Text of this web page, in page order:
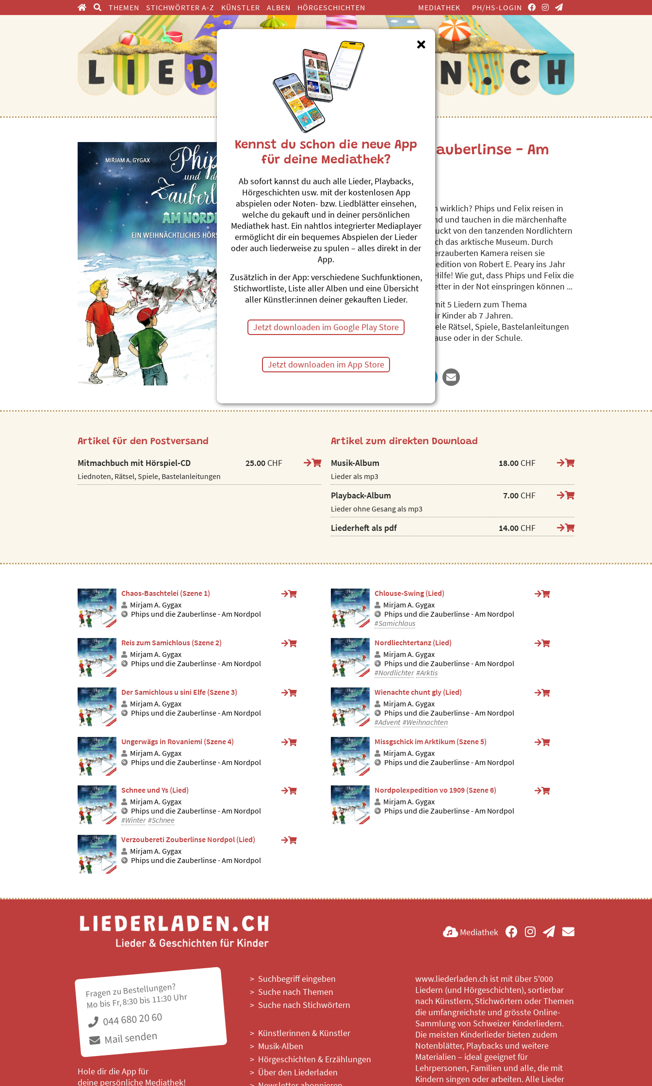
THEMEN STICHWÖRTER A-Z KÜNSTLER ALBEN
HÖRGESCHICHTEN
ENTDECKEN
MEDIATHEK PH/HS-LOGIN
Phips und die Zauberlinse - Am
Nordpol
Mirjam A. Gygax
Gibt es den Weihnachtsmann wirklich? Phips und Felix reisen in
den Santa Park nach Lappland und tauchen in die märchenhafte
Weihnachtswelt ein. Beeindruckt von den tanzenden Nordlichtern
am Himmel besuchen sie auch das arktische Museum. Durch
einen Zwischenfall mit der verzauberten Kamera reisen sie
ungewollt in die Nordpolexpedition von Robert E. Peary ins Jahr
1909. Und die Crew braucht Hilfe! Wie gut, dass Phips und Felix die
Kälte nicht spüren und als Retter in der Not einspringen können ...
Ein verzauberndes Hörspiel mit 5 Liedern zum Thema
Weihnachten und Nordpol für Kinder ab 7 Jahren.
Das Notenbuch beinhaltet viele Rätsel, Spiele, Bastelanleitungen
und Lernmaterialien für Zuhause oder in der Schule.
Dauer 42 min, 2020
Artikel für den Postversand
Mitmachbuch mit Hörspiel-CD 25.00CHF
Liednoten, Rätsel, Spiele, Bastelanleitungen
Artikel zum direkten Download
Musik-Album 18.00CHF
Lieder als mp3
Playback-Album 7.00CHF
Lieder ohne Gesang als mp3
Liederheft als pdf 14.00CHF
Chaos-Baschtelei (Szene 1)
Mirjam A. Gygax
Phips und die Zauberlinse - Am Nordpol
Chlouse-Swing (Lied)
Mirjam A. Gygax
Phips und die Zauberlinse - Am Nordpol
#Samichlaus
Reis zum Samichlous (Szene 2)
Mirjam A. Gygax
Phips und die Zauberlinse - Am Nordpol
Nordliechtertanz (Lied)
Mirjam A. Gygax
Phips und die Zauberlinse - Am Nordpol
#Nordlichter #Arktis
Der Samichlous u sini Elfe (Szene 3)
Mirjam A. Gygax
Phips und die Zauberlinse - Am Nordpol
Wienachte chunt gly (Lied)
Mirjam A. Gygax
Phips und die Zauberlinse - Am Nordpol
#Advent #Weihnachten
Ungerwägs in Rovaniemi (Szene 4)
Mirjam A. Gygax
Phips und die Zauberlinse - Am Nordpol
Missgschick im Arktikum (Szene 5)
Mirjam A. Gygax
Phips und die Zauberlinse - Am Nordpol
Schnee und Ys (Lied)
Mirjam A. Gygax
Phips und die Zauberlinse - Am Nordpol
#Winter #Schnee
Nordpolexpedition vo 1909 (Szene 6)
Mirjam A. Gygax
Phips und die Zauberlinse - Am Nordpol
Verzoubereti Zouberlinse Nordpol (Lied)
Mirjam A. Gygax
Phips und die Zauberlinse - Am Nordpol
Mediathek
Fragen zu Bestellungen?
Mo bis Fr, 8:30 bis 11:30 Uhr
044 680 20 60
Mail senden
Hole dir die App für
deine persönliche Mediathek!
Suchbegriff eingeben
Suche nach Themen
Suche nach Stichwörtern
Künstlerinnen & Künstler
Musik-Alben
Hörgeschichten & Erzählungen
Über den Liederladen
www.liederladen.ch ist mit über 5'000
Liedern (und Hörgeschichten), sortierbar
nach Künstlern, Stichwörtern oder Themen
die umfangreichste und grösste Online-
Sammlung von Schweizer Kinderliedern.
Die meisten Kinderlieder bieten zudem
Notenblätter, Playbacks und weitere
Materialien – ideal geeignet für
Lehrpersonen, Familien und alle, die mit
Kindern singen oder arbeiten. Alle Lieder
Kennst du schon die neue App
für deine Mediathek?
Ab sofort kannst du auch alle Lieder, Playbacks,
Hörgeschichten usw. mit der kostenlosen App
abspielen oder Noten- bzw. Liedblätter einsehen,
welche du gekauft und in deiner persönlichen
Mediathek hast. Ein nahtlos integrierter Mediaplayer
ermöglicht dir ein bequemes Abspielen der Lieder
oder auch liederweise zu spulen – alles direkt in der
App.
Zusätzlich in der App: verschiedene Suchfunktionen,
Stichwortliste, Liste aller Alben und eine Übersicht
aller Künstler:innen deiner gekauften Lieder.
Jetzt downloaden im Google Play Store
Jetzt downloaden im App Store